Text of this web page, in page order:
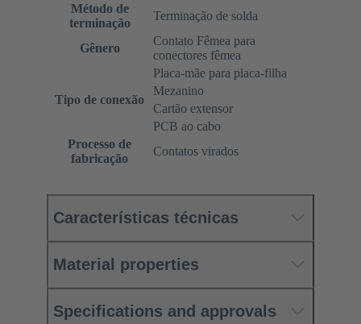
Método de
terminação
Terminação de solda
Gênero
Contato Fêmea para
conectores fêmea
Tipo de conexão
Placa-mãe para placa-filha
Mezanino
Cartão extensor
PCB ao cabo
Processo de
fabricação
Contatos virados
Características técnicas
Material properties
Specifications and approvals